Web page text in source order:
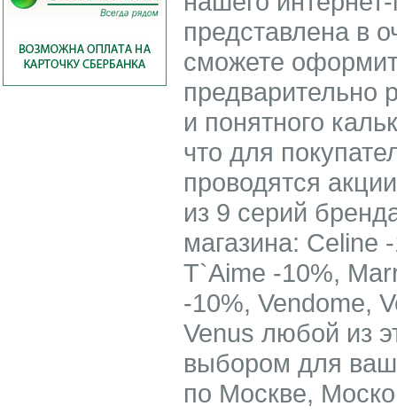
представлена в
сможете
предварительно
и понятного
что для
проводятся
из 9 серий
магазина: Celine
T`Aime -10%,
-10%, Vendome,
Venus любой из
выбором для
по Москве,